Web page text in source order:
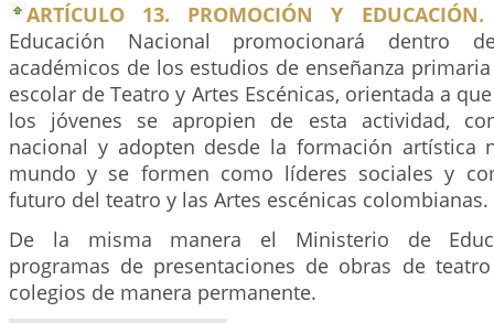
ARTÍCULO 13. PROMOCIÓN Y EDUCACIÓN.
Educación Nacional promocionará dentro
académicos de los estudios de enseñanza
escolar de Teatro y Artes Escénicas, orientada a
los jóvenes se apropien de esta actividad,
nacional y adopten desde la formación artística
mundo y se formen como líderes sociales y
futuro del teatro y las Artes escénicas colombianas.
De la misma manera el Ministerio de
programas de presentaciones de obras de
colegios de manera permanente.